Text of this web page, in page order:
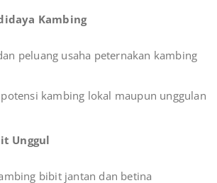
Kambing
peluang usaha peternakan kambing
potensi kambing lokal maupun unggulan
Unggul
bibit jantan dan betina